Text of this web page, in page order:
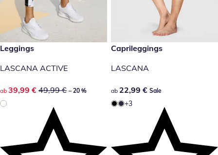
reduzierter Preis 39,99 €, vorheriger Preis: 49,99 €
-20 %
Leggings
LASCANA ACTIVE
reduzierter Preis 39,99 €, vorheriger Preis: 49,99 €
ab 39,99 € 49,99 € – 20 %
22,99 €
Sale
Caprileggings
LASCANA
22,99 €
ab 22,99 € Sale
+3